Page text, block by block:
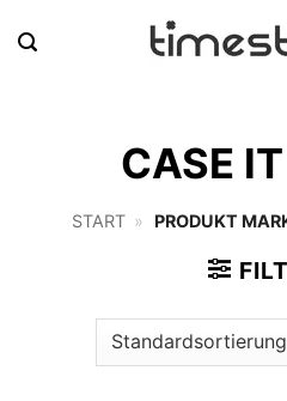
Inhalt
CASE
START » PRODUKT